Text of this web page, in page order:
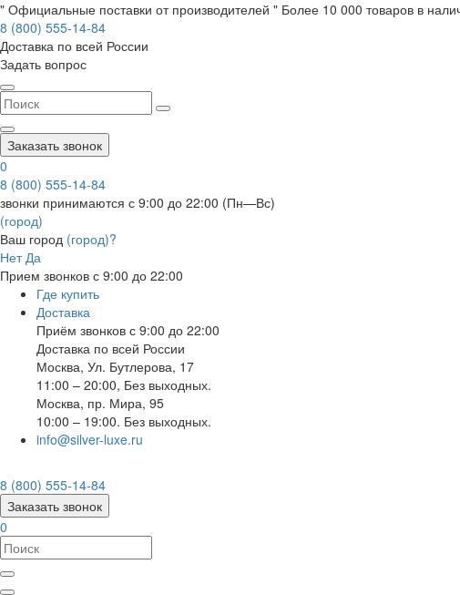
" Официальные поставки от производителей " Более 10 000 товаров в
8 (800) 555-14-84
Доставка по всей России
Задать вопрос
Заказать звонок
0
8 (800) 555-14-84
звонки принимаются с 9:00 до 22:00 (Пн—Вс)
(город)
Ваш город (город)?
Нет Да
Прием звонков с 9:00 до 22:00
Где купить
Доставка
Приём звонков с 9:00 до 22:00
Доставка по всей России
Москва, Ул. Бутлерова, 17
11:00 – 20:00, Без выходных.
Москва, пр. Мира, 95
10:00 – 19:00. Без выходных.
info@silver-luxe.ru
8 (800) 555-14-84
Заказать звонок
0